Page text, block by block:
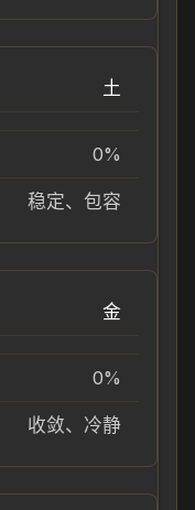
土
0%
稳定、包容
金
0%
收敛、冷静